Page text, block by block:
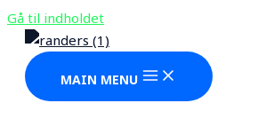
Gå til indholdet
MAIN MENU